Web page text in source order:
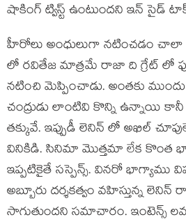
షాకింగ్ ట్విస్ట్ ఉంటుందని ఇన్ సైడ్
హీరోలు అంధులుగా నటించడం చాలా
లో రవితేజ మాత్రమే రాజా ది గ్రేట్ లో
నటించి మెప్పించాడు. అంతకు
చంద్రుడు లాంటివి కొన్ని ఉన్నాయి కానీ
తక్కువే. ఇప్పుడీ లెనిన్ లో అఖిల్
వినికిడి. సినిమా మొత్తమా లేక కొంత
ఇప్పటికైతే సస్పెన్స్. వినరో భాగ్యాము
అబ్బూరు దర్శకత్వం వహిస్తున్న
సాగుతుందని సమాచారం. ఇంటెన్స్